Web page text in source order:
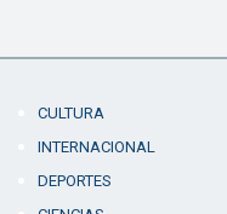
CULTURA
INTERNACIONAL
DEPORTES